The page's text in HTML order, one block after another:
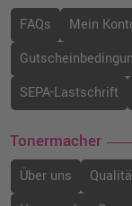
FAQs Mein
SEPA-Lastschrift
Tonermacher
Über uns